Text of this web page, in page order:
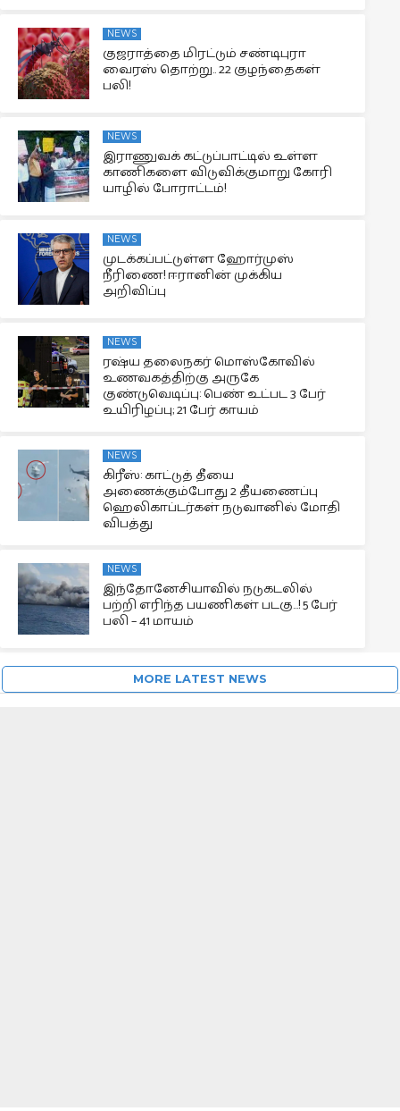
NEWS
குஜராத்தை மிரட்டும் சண்டிபுரா
வைரஸ் தொற்று.. 22 குழந்தைகள்
பலி!
NEWS
இராணுவக் கட்டுப்பாட்டில் உள்ள
காணிகளை விடுவிக்குமாறு கோரி
யாழில் போராட்டம்!
NEWS
முடக்கப்பட்டுள்ள ஹோர்முஸ்
நீரிணை! ஈரானின் முக்கிய
அறிவிப்பு
NEWS
ரஷ்ய தலைநகர் மொஸ்கோவில்
உணவகத்திற்கு அருகே
குண்டுவெடிப்பு: பெண் உட்பட 3 பேர்
உயிரிழப்பு; 21 பேர் காயம்
NEWS
கிரீஸ்: காட்டுத் தீயை
அணைக்கும்போது 2 தீயணைப்பு
ஹெலிகாப்டர்கள் நடுவானில் மோதி
விபத்து
NEWS
இந்தோனேசியாவில் நடுகடலில்
பற்றி எரிந்த பயணிகள் படகு…! 5 பேர்
பலி – 41 மாயம்
MORE LATEST NEWS